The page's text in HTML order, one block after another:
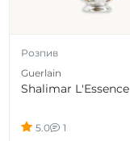
Розпив
Guerlain
Shalimar L'Essence
5.0 1